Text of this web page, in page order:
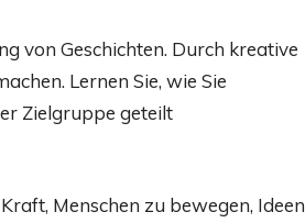
von Geschichten. Durch kreative
Lernen Sie, wie Sie
Zielgruppe geteilt
Menschen zu bewegen, Ideen